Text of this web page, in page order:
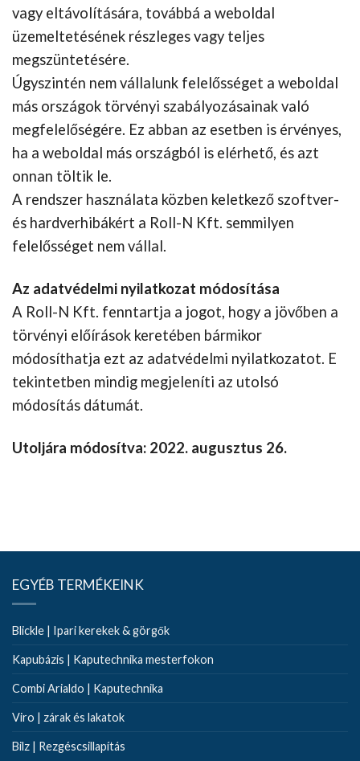
vagy eltávolítására, továbbá a weboldal
üzemeltetésének részleges vagy teljes
megszüntetésére.
Úgyszintén nem vállalunk felelősséget a weboldal
más országok törvényi szabályozásainak való
megfelelőségére. Ez abban az esetben is érvényes,
ha a weboldal más országból is elérhető, és azt
onnan töltik le.
A rendszer használata közben keletkező szoftver-
és hardverhibákért a Roll-N Kft. semmilyen
felelősséget nem vállal.
Az adatvédelmi nyilatkozat módosítása
A Roll-N Kft. fenntartja a jogot, hogy a jövőben a
törvényi előírások keretében bármikor
módosíthatja ezt az adatvédelmi nyilatkozatot. E
tekintetben mindig megjeleníti az utolsó
módosítás dátumát.
Utoljára módosítva: 2022. augusztus 26.
EGYÉB TERMÉKEINK
Blickle | Ipari kerekek & görgők
Kapubázis | Kaputechnika mesterfokon
Combi Arialdo | Kaputechnika
Viro | zárak és lakatok
Bilz | Rezgéscsillapítás